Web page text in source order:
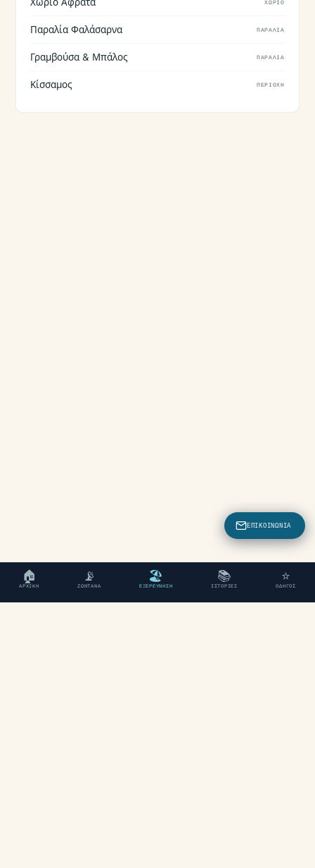
Χωριό Αφράτα ΧΩΡΙΌ
Παραλία Φαλάσαρνα ΠΑΡΑΛΊΑ
Γραμβούσα & Μπάλος ΠΑΡΑΛΊΑ
Κίσσαμος ΠΕΡΙΟΧΉ
🏠
ΑΡΧΙΚΉ
📡
ΖΩΝΤΑΝΆ
🏖
ΕΞΕΡΕΎΝΗΣΗ
📚
ΙΣΤΟΡΊΕΣ
⭐
ΟΔΗΓΌΣ
ΕΠΙΚΟΙΝΩΝΊΑ